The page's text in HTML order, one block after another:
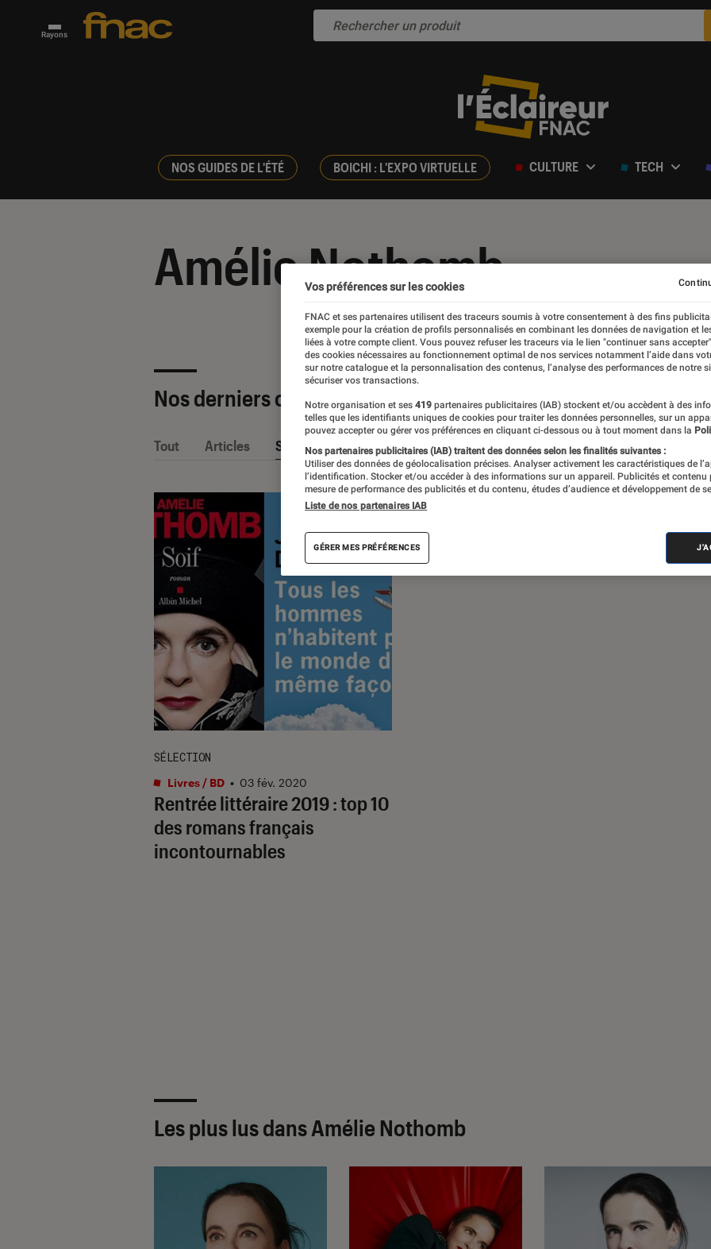
Rayons
NOS GUIDES DE L'ÉTÉ BOICHI : L'EXPO VIRTUELLE CULTURE TECH
Amélie Nothomb
Nos derniers contenus
Tout Articles Sélections et guides
Rentrée littéraire 2019 : top 10
des romans français
incontournables
SÉLECTION
Livres / BD • 03 fév. 2020
Les plus lus dans Amélie Nothomb
Vos préférences sur les cookies
FNAC et ses partenaires utilisent des traceurs soumis à votre consentement à des fins
exemple pour la création de profils personnalisés en combinant les données de navigation et
liées à votre compte client. Vous pouvez refuser les traceurs via le lien "continuer sans
des cookies nécessaires au fonctionnement optimal de nos services notamment l’aide dans
sur notre catalogue et la personnalisation des contenus, l’analyse des performances de notre
sécuriser vos transactions.
Notre organisation et ses 419 partenaires publicitaires (IAB) stockent et/ou accèdent à des
telles que les identifiants uniques de cookies pour traiter les données personnelles, sur un
pouvez accepter ou gérer vos préférences en cliquant ci-dessous ou à tout moment dans la
Nos partenaires publicitaires (IAB) traitent des données selon les finalités suivantes :
Utiliser des données de géolocalisation précises. Analyser activement les caractéristiques de
l’identification. Stocker et/ou accéder à des informations sur un appareil. Publicités et contenu
mesure de performance des publicités et du contenu, études d’audience et développement de
Liste de nos partenaires IAB
GÉRER MES PRÉFÉRENCES